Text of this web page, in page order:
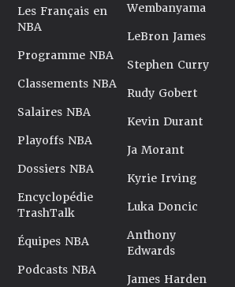
Les Français en
NBA
Programme NBA
Classements NBA
Salaires NBA
Playoffs NBA
Dossiers NBA
Encyclopédie
TrashTalk
Équipes NBA
Podcasts NBA
Wembanyama
LeBron James
Stephen Curry
Rudy Gobert
Kevin Durant
Ja Morant
Kyrie Irving
Luka Doncic
Anthony
Edwards
James Harden